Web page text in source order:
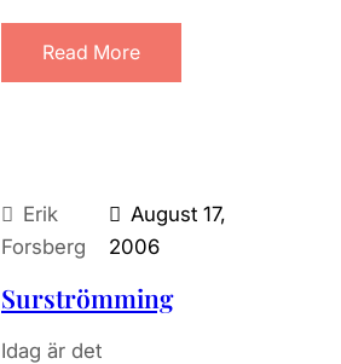
Read More
Erik
Forsberg
August 17,
2006
Surströmming
Idag är det